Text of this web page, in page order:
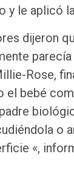
y le aplicó
dijeron
Rose,
el bebé
o
«,